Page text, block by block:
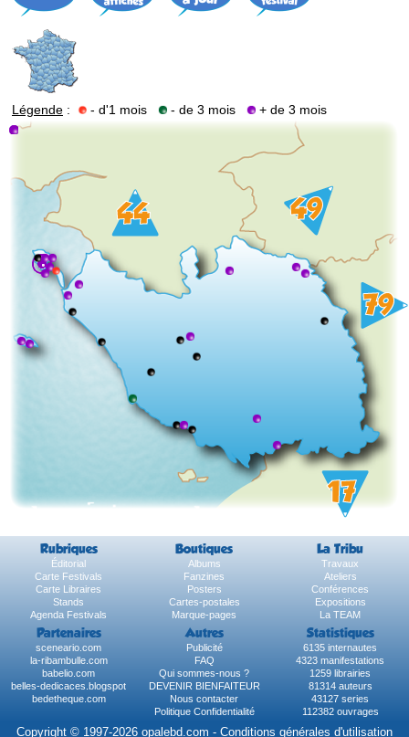
Légende : - d'1 mois - de 3 mois + de 3 mois
Rubriques Boutiques La Tribu
Éditorial Albums
Travaux
Carte Festivals
Fanzines
Ateliers
Carte Libraires
Posters
Conférences
Stands
Cartes-postales
Expositions
Agenda Festivals
Marque-pages La TEAM
Partenaires Autres Statistiques
sceneario.com Publicité
6135 internautes
la-ribambulle.com
FAQ
4323 manifestations
babelio.com
Qui sommes-nous ?
1259 librairies
belles-dedicaces.blogspot
DEVENIR BIENFAITEUR
81314 auteurs
bedetheque.com
Nous contacter
43127 series
Politique Confidentialité
112382 ouvrages
Copyright © 1997-2026 opalebd.com - Conditions générales d'utilisation